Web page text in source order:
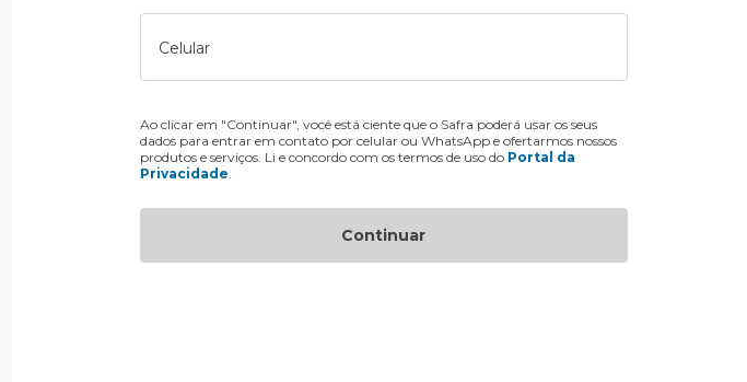
Celular
Ao clicar em "Continuar", você está ciente que o Safra poderá usar os seus
dados para entrar em contato por celular ou WhatsApp e ofertarmos nossos
produtos e serviços. Li e concordo com os termos de uso do Portal da
Privacidade
Continuar